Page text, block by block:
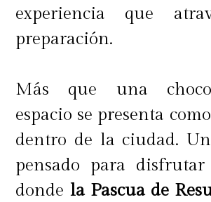
experiencia que
preparación.
Más que una
espacio se presenta
dentro de la ciudad.
pensado para
donde la Pascua de